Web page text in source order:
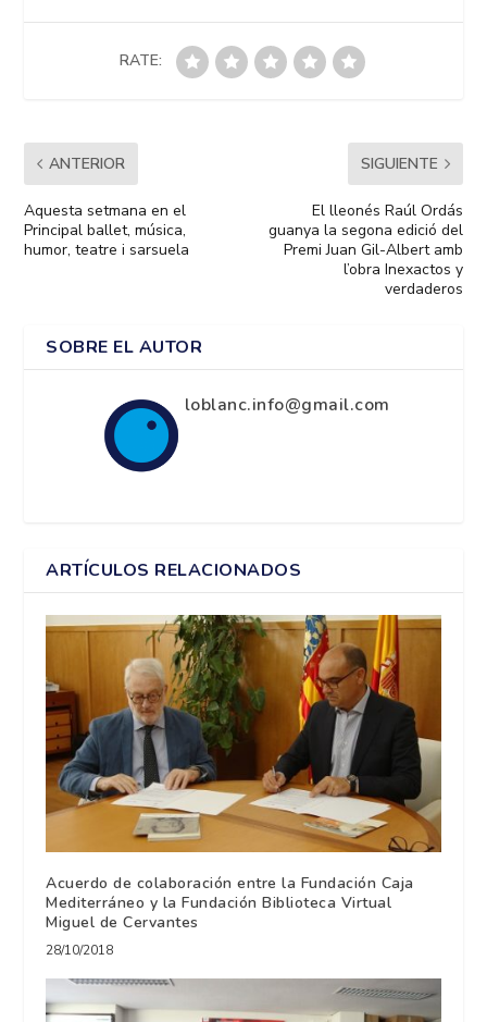
RATE:
ANTERIOR
Aquesta setmana en el
Principal ballet, música,
humor, teatre i sarsuela
SIGUIENTE
El lleonés Raúl Ordás
guanya la segona edició del
Premi Juan Gil-Albert amb
l’obra Inexactos y
verdaderos
SOBRE EL AUTOR
loblanc.info@gmail.com
ARTÍCULOS RELACIONADOS
Acuerdo de colaboración entre la Fundación Caja
Mediterráneo y la Fundación Biblioteca Virtual
Miguel de Cervantes
28/10/2018